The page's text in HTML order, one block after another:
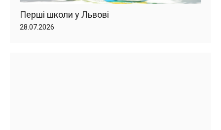
Перші школи у Львові
28.07.2026